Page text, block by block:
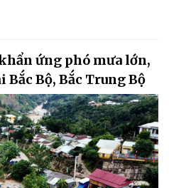
ứng phó mưa lớn,
Bắc Bộ, Bắc Trung Bộ